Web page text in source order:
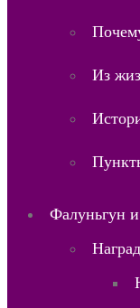
Из
Фалуньгун